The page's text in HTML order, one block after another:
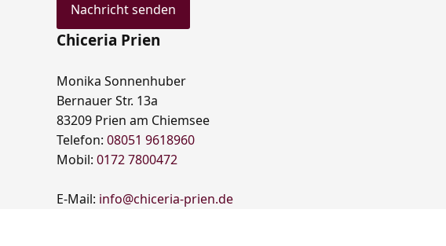
Nachricht senden
Chiceria Prien
Monika Sonnenhuber
Bernauer Str. 13a
83209 Prien am Chiemsee
Telefon: 08051 9618960
Mobil: 0172 7800472
E-Mail: info@chiceria-prien.de